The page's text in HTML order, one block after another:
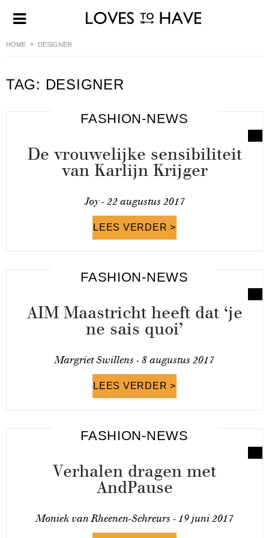
HOME DESIGNER
TAG: DESIGNER
FASHION-NEWS
De vrouwelijke sensibiliteit
van Karlijn Krijger
Joy - 22 augustus 2017
LEES VERDER >
FASHION-NEWS
AIM Maastricht heeft dat ‘je
ne sais quoi’
Margriet Swillens - 8 augustus 2017
LEES VERDER >
FASHION-NEWS
Verhalen dragen met
AndPause
Moniek van Rheenen-Schreurs - 19 juni 2017